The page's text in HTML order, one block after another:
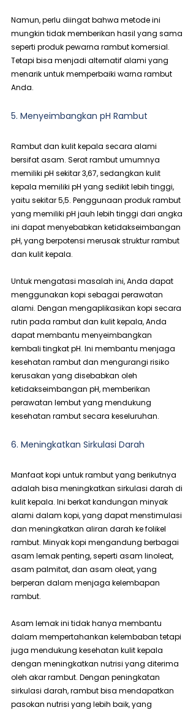
Namun, perlu diingat bahwa metode ini
mungkin tidak memberikan hasil yang sama
seperti produk pewarna rambut komersial.
Tetapi bisa menjadi alternatif alami yang
menarik untuk memperbaiki warna rambut
Anda.
5. Menyeimbangkan pH Rambut
Rambut dan kulit kepala secara alami
bersifat asam. Serat rambut umumnya
memiliki pH sekitar 3,67, sedangkan kulit
kepala memiliki pH yang sedikit lebih tinggi,
yaitu sekitar 5,5. Penggunaan produk rambut
yang memiliki pH jauh lebih tinggi dari angka
ini dapat menyebabkan ketidakseimbangan
pH, yang berpotensi merusak struktur rambut
dan kulit kepala.
Untuk mengatasi masalah ini, Anda dapat
menggunakan kopi sebagai perawatan
alami. Dengan mengaplikasikan kopi secara
rutin pada rambut dan kulit kepala, Anda
dapat membantu menyeimbangkan
kembali tingkat pH. Ini membantu menjaga
kesehatan rambut dan mengurangi risiko
kerusakan yang disebabkan oleh
ketidakseimbangan pH, memberikan
perawatan lembut yang mendukung
kesehatan rambut secara keseluruhan.
6. Meningkatkan Sirkulasi Darah
Manfaat kopi untuk rambut yang berikutnya
adalah bisa meningkatkan sirkulasi darah di
kulit kepala. Ini berkat kandungan minyak
alami dalam kopi, yang dapat menstimulasi
dan meningkatkan aliran darah ke folikel
rambut. Minyak kopi mengandung berbagai
asam lemak penting, seperti asam linoleat,
asam palmitat, dan asam oleat, yang
berperan dalam menjaga kelembapan
rambut.
Asam lemak ini tidak hanya membantu
dalam mempertahankan kelembaban tetapi
juga mendukung kesehatan kulit kepala
dengan meningkatkan nutrisi yang diterima
oleh akar rambut. Dengan peningkatan
sirkulasi darah, rambut bisa mendapatkan
pasokan nutrisi yang lebih baik, yang